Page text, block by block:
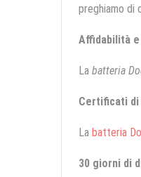
preghiamo di
Affidabilità
La batteria
Certificati
La batteria
30 giorni di